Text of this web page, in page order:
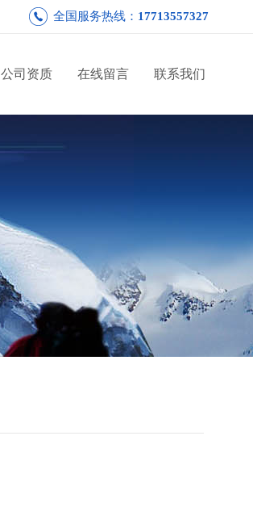
全国服务热线： 17713557327
公司资质 在线留言 联系我们